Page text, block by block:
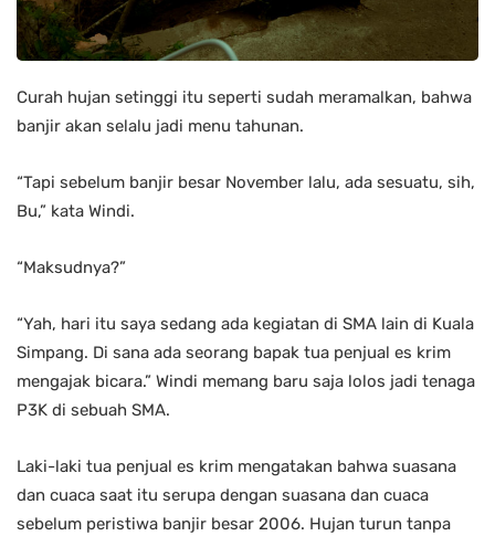
Curah hujan setinggi itu seperti sudah meramalkan, bahwa
banjir akan selalu jadi menu tahunan.
“Tapi sebelum banjir besar November lalu, ada sesuatu, sih,
Bu,” kata Windi.
“Maksudnya?”
“Yah, hari itu saya sedang ada kegiatan di SMA lain di Kuala
Simpang. Di sana ada seorang bapak tua penjual es krim
mengajak bicara.” Windi memang baru saja lolos jadi tenaga
P3K di sebuah SMA.
Laki-laki tua penjual es krim mengatakan bahwa suasana
dan cuaca saat itu serupa dengan suasana dan cuaca
sebelum peristiwa banjir besar 2006. Hujan turun tanpa